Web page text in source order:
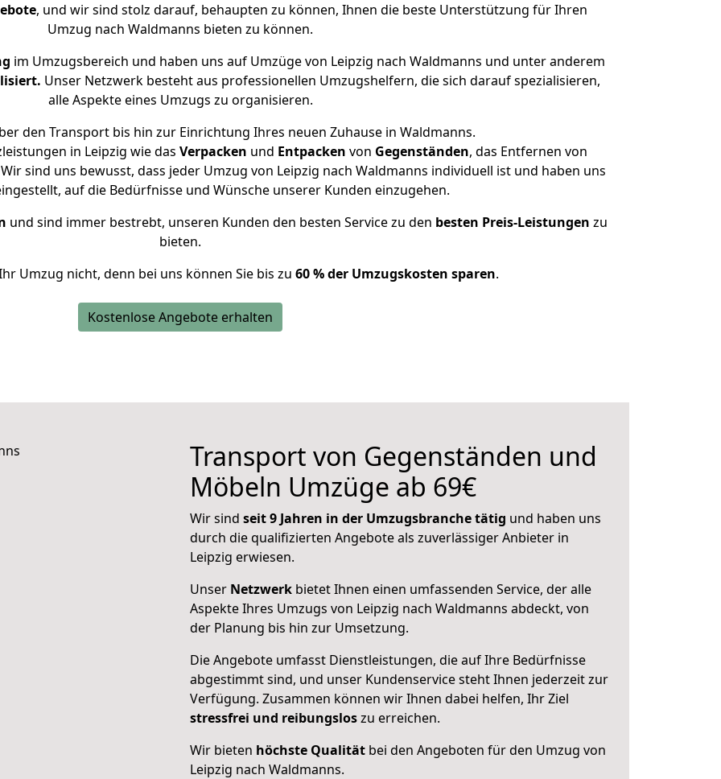
, und wir sind stolz darauf, behaupten zu können, Ihnen die beste Unterstützung für Ihren
Umzug nach Waldmanns bieten zu können.
im Umzugsbereich und haben uns auf Umzüge von Leipzig nach Waldmanns und unter anderem
Unser Netzwerk besteht aus professionellen Umzugshelfern, die sich darauf spezialisieren,
alle Aspekte eines Umzugs zu organisieren.
den Transport bis hin zur Einrichtung Ihres neuen Zuhause in Waldmanns.
in Leipzig wie das Verpacken und Entpacken von Gegenständen, das Entfernen von
sind uns bewusst, dass jeder Umzug von Leipzig nach Waldmanns individuell ist und haben uns
auf die Bedürfnisse und Wünsche unserer Kunden einzugehen.
und sind immer bestrebt, unseren Kunden den besten Service zu den besten Preis-Leistungen zu
bieten.
Umzug nicht, denn bei uns können Sie bis zu 60 % der Umzugskosten sparen.
Kostenlose Angebote erhalten
Transport von Gegenständen und
Möbeln Umzüge ab 69€
Wir sind seit 9 Jahren in der Umzugsbranche tätig und haben uns
durch die qualifizierten Angebote als zuverlässiger Anbieter in
Leipzig erwiesen.
Unser Netzwerk bietet Ihnen einen umfassenden Service, der alle
Aspekte Ihres Umzugs von Leipzig nach Waldmanns abdeckt, von
der Planung bis hin zur Umsetzung.
Die Angebote umfasst Dienstleistungen, die auf Ihre Bedürfnisse
abgestimmt sind, und unser Kundenservice steht Ihnen jederzeit zur
Verfügung. Zusammen können wir Ihnen dabei helfen, Ihr Ziel
stressfrei und reibungsloszu erreichen.
Wir bieten höchste Qualität bei den Angeboten für den Umzug von
Leipzig nach Waldmanns.